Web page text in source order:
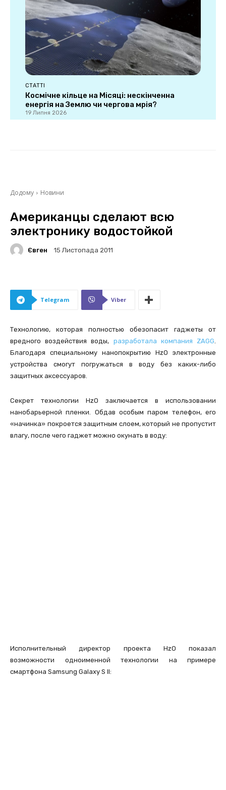
СТАТТІ
Космічне кільце на Місяці: нескінченна
енергія на Землю чи чергова мрія?
19 Липня 2026